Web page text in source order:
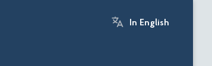
In English